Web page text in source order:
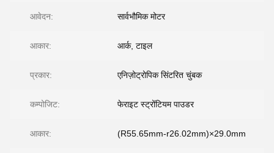
आवेदन: सार्वभौमिक मोटर
आकार: आर्क, टाइल
प्रकार: एनिज़ोट्रोपिक सिंटरित चुंबक
कम्पोजिट: फेराइट स्ट्रोंटियम पाउडर
आकार: (R55.65mm-r26.02mm)×29.0mm